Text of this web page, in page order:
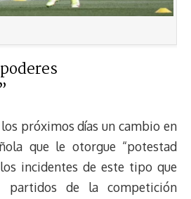
próximos días un cambio en
que le otorgue “potestad
incidentes de este tipo que
partidos de la competición